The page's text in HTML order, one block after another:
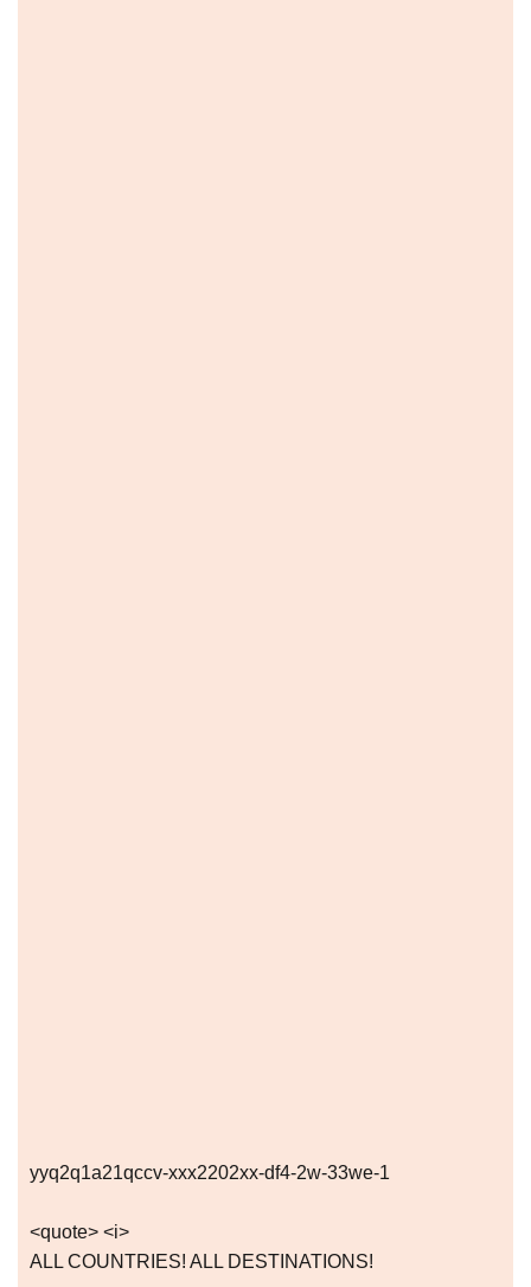
yyq2q1a21qccv-xxx2202xx-df4-2w-33we-1
<quote> <i>
ALL COUNTRIES! ALL DESTINATIONS!